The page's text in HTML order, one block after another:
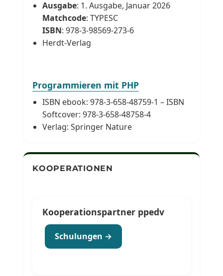
Ausgabe: 1. Ausgabe, Januar 2026
Matchcode: TYPESC
ISBN: 978-3-98569-273-6
Herdt-Verlag
Programmieren mit PHP
ISBN ebook: 978-3-658-48759-1 – ISBN
Softcover: 978-3-658-48758-4
Verlag: Springer Nature
KOOPERATIONEN
Kooperationspartner ppedv
Schulungen →